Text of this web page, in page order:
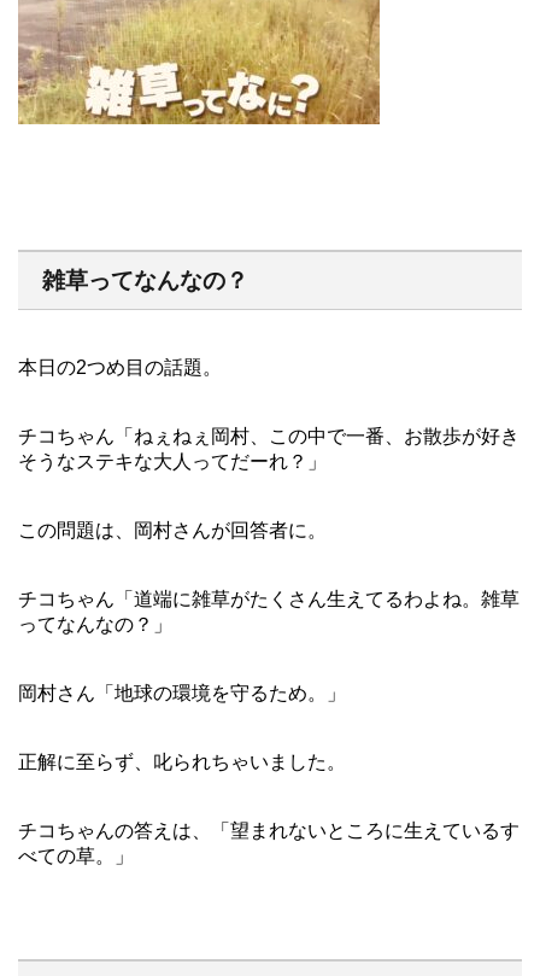
雑草ってなんなの？
本日の2つめ目の話題。
チコちゃん「ねぇねぇ岡村、この中で一番、お散歩が好き
そうなステキな大人ってだーれ？」
この問題は、岡村さんが回答者に。
チコちゃん「道端に雑草がたくさん生えてるわよね。雑草
ってなんなの？」
岡村さん「地球の環境を守るため。」
正解に至らず、叱られちゃいました。
チコちゃんの答えは、「望まれないところに生えているす
べての草。」